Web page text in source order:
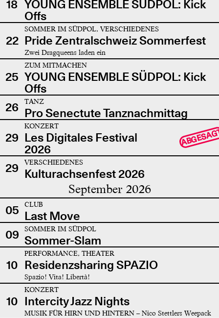
18 YOUNG ENSEMBLE SÜDPOL: Kick
Offs
22
SOMMER IM SÜDPOL, VERSCHIEDENES
Pride Zentralschweiz Sommerfest
Zwei Dragqueens laden ein
25
ZUM MITMACHEN
YOUNG ENSEMBLE SÜDPOL: Kick
Offs
26
TANZ
Pro Senectute Tanznachmittag
29
KONZERT
Les Digitales Festival
2026
29 VERSCHIEDENES
Kulturachsenfest 2026
September 2026
05 CLUB
Last Move
09
SOMMER IM SÜDPOL
Sommer-Slam
10
PERFORMANCE, THEATER
Residenzsharing SPAZIO
Spazio! Vita! Libertà!
10
KONZERT
Intercity Jazz Nights
MUSIK FÜR HIRN UND HINTERN – Nico Stettlers Weepack